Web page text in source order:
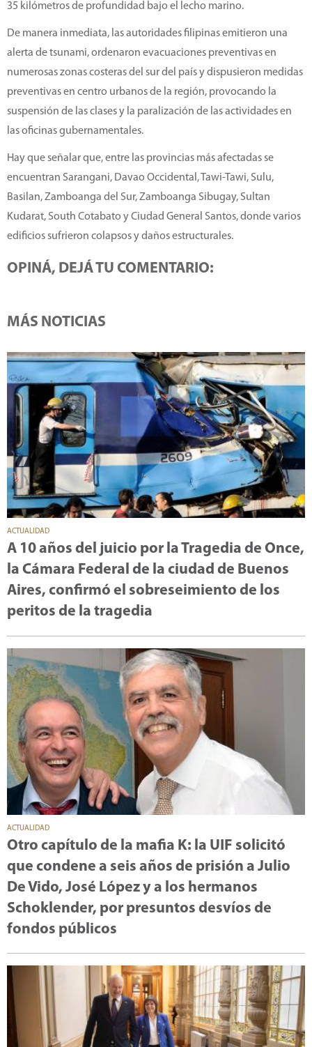
35 kilómetros de profundidad bajo el lecho marino.
De manera inmediata, las autoridades filipinas emitieron una
alerta de tsunami, ordenaron evacuaciones preventivas en
numerosas zonas costeras del sur del país y dispusieron medidas
preventivas en centro urbanos de la región, provocando la
suspensión de las clases y la paralización de las actividades en
las oficinas gubernamentales.
Hay que señalar que, entre las provincias más afectadas se
encuentran Sarangani, Davao Occidental, Tawi-Tawi, Sulu,
Basilan, Zamboanga del Sur, Zamboanga Sibugay, Sultan
Kudarat, South Cotabato y Ciudad General Santos, donde varios
edificios sufrieron colapsos y daños estructurales.
OPINÁ, DEJÁ TU COMENTARIO:
MÁS NOTICIAS
ACTUALIDAD
A 10 años del juicio por la Tragedia de Once,
la Cámara Federal de la ciudad de Buenos
Aires, confirmó el sobreseimiento de los
peritos de la tragedia
ACTUALIDAD
Otro capítulo de la mafia K: la UIF solicitó
que condene a seis años de prisión a Julio
De Vido, José López y a los hermanos
Schoklender, por presuntos desvíos de
fondos públicos